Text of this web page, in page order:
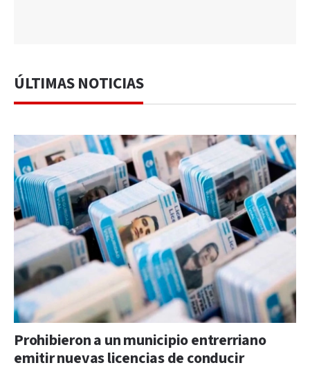
ÚLTIMAS NOTICIAS
Prohibieron a un municipio entrerriano
emitir nuevas licencias de conducir